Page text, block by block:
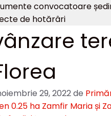
convocatoare
de hotărâri
29, 2022de
0.25 ha Zamfir Maria și